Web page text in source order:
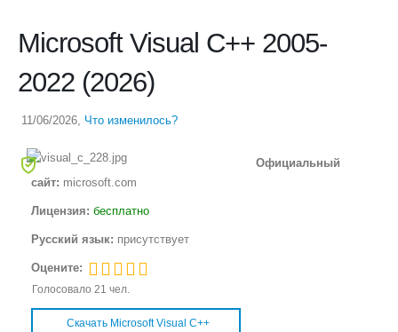
Microsoft Visual C++ 2005-
2022 (2026)
11/06/2026, Что изменилось?
Официальный
сайт: microsoft.com
Лицензия: бесплатно
Русский язык: присутствует
Оцените:
Голосовало 21 чел.
Скачать Microsoft Visual C++